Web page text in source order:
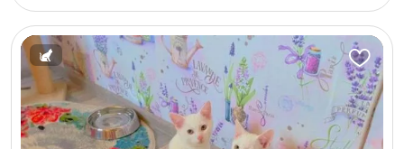
планируете поездку — самое время забронировать
место для вашего хвостика заранее, чтобы быть
спокойными за его отдых 😻 «Котовасия» — как дома,
только с ещё большим количеством мурчания 🐾